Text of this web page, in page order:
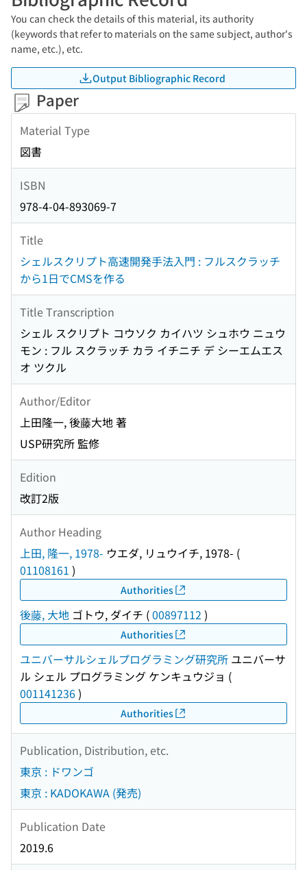
You can check the details of this material, its authority
(keywords that refer to materials on the same subject, author's
name, etc.), etc.
Output Bibliographic Record
Paper
Material Type
図書
ISBN
978-4-04-893069-7
Title
シェルスクリプト高速開発手法入門 : フルスクラッチ
から1日でCMSを作る
Title Transcription
シェル スクリプト コウソク カイハツ シュホウ ニュウ
モン : フル スクラッチ カラ イチニチ デ シーエムエス
オ ツクル
Author/Editor
上田隆一, 後藤大地 著
USP研究所 監修
Edition
改訂2版
Author Heading
上田, 隆一, 1978- ウエダ, リュウイチ, 1978- (
01108161 )
Authorities
後藤, 大地 ゴトウ, ダイチ (00897112 )
Authorities
ユニバーサルシェルプログラミング研究所 ユニバーサ
ル シェル プログラミング ケンキュウジョ (
001141236)
Authorities
Publication, Distribution, etc.
東京 : ドワンゴ
東京 : KADOKAWA (発売)
Publication Date
2019.6